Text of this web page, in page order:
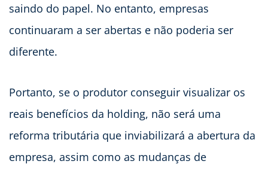
saindo do papel. No entanto, empresas
continuaram a ser abertas e não poderia ser
diferente.
Portanto, se o produtor conseguir visualizar os
reais benefícios da holding, não será uma
reforma tributária que inviabilizará a abertura da
empresa, assim como as mudanças de